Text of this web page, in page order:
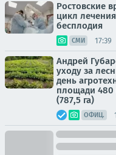
Ростовские
цикл
бесплодия
СМИ 17:39
Андрей
уходу за
день
площади 480
(787,5 га)
ОФИЦ.